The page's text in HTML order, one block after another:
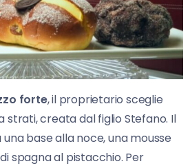
forte, il proprietario sceglie
strati, creata dal figlio Stefano. Il
base alla noce, una mousse
spagna al pistacchio. Per